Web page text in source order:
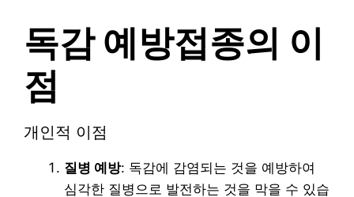
독감 예방접종의 이
점
개인적 이점
질병 예방: 독감에 감염되는 것을 예방하여
심각한 질병으로 발전하는 것을 막을 수 있습